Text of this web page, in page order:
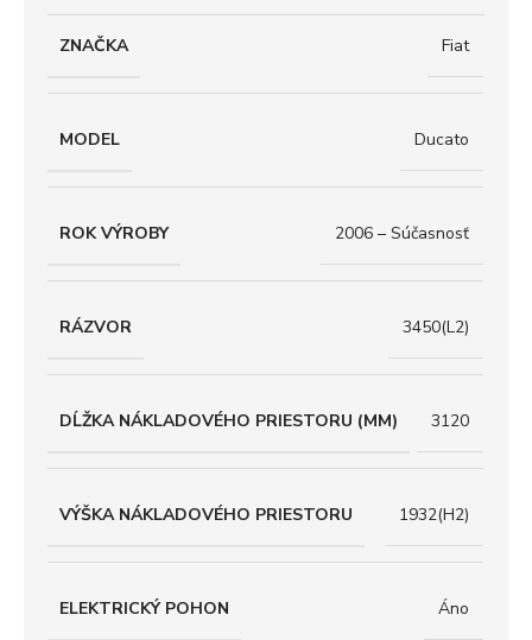
ZNAČKA Fiat
MODEL Ducato
ROK VÝROBY 2006 – Súčasnosť
RÁZVOR 3450(L2)
DĹŽKA NÁKLADOVÉHO PRIESTORU (MM) 3120
VÝŠKA NÁKLADOVÉHO PRIESTORU 1932(H2)
ELEKTRICKÝ POHON Áno